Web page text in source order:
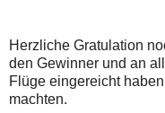
Herzliche Gratulation
den Gewinner und an
Flüge eingereicht
machten.